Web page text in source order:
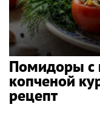
Помидоры с
копченой
рецепт